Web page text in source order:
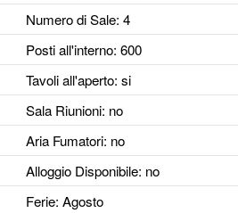
Numero di Sale: 4
Posti all'interno: 600
Tavoli all'aperto: si
Sala Riunioni: no
Aria Fumatori: no
Alloggio Disponibile: no
Ferie: Agosto